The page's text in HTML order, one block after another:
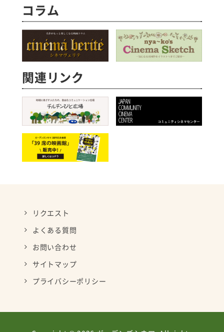
コラム
関連リンク
リクエスト
よくある質問
お問い合わせ
サイトマップ
プライバシーポリシー